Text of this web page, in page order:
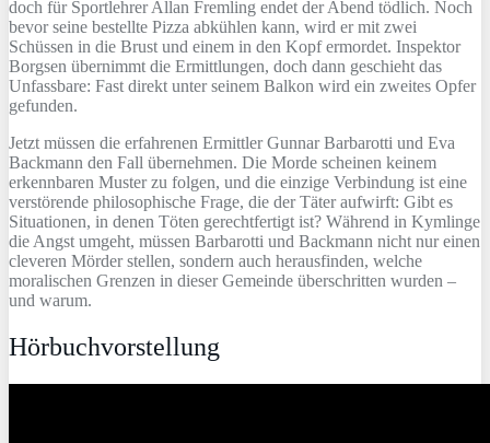
doch für Sportlehrer Allan Fremling endet der Abend tödlich. Noch
bevor seine bestellte Pizza abkühlen kann, wird er mit zwei
Schüssen in die Brust und einem in den Kopf ermordet. Inspektor
Borgsen übernimmt die Ermittlungen, doch dann geschieht das
Unfassbare: Fast direkt unter seinem Balkon wird ein zweites Opfer
gefunden.
Jetzt müssen die erfahrenen Ermittler Gunnar Barbarotti und Eva
Backmann den Fall übernehmen. Die Morde scheinen keinem
erkennbaren Muster zu folgen, und die einzige Verbindung ist eine
verstörende philosophische Frage, die der Täter aufwirft: Gibt es
Situationen, in denen Töten gerechtfertigt ist? Während in Kymlinge
die Angst umgeht, müssen Barbarotti und Backmann nicht nur einen
cleveren Mörder stellen, sondern auch herausfinden, welche
moralischen Grenzen in dieser Gemeinde überschritten wurden –
und warum.
Hörbuchvorstellung